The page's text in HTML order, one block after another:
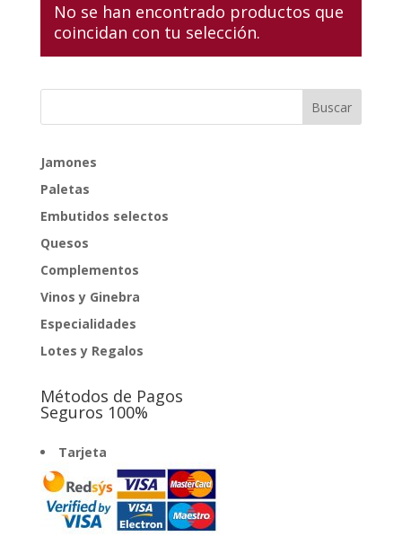
No se han encontrado productos que
coincidan con tu selección.
Jamones
Paletas
Embutidos selectos
Quesos
Complementos
Vinos y Ginebra
Especialidades
Lotes y Regalos
Métodos de Pagos
Seguros 100%
Tarjeta